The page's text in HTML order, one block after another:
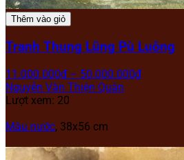
Thêm vào giỏ
Tranh Thung Lũng Pù Luông
11.000.000₫ – 50.000.000₫
Nguyễn Văn Thiện Quân
Lượt xem: 20
Màu nước, 38x56 cm